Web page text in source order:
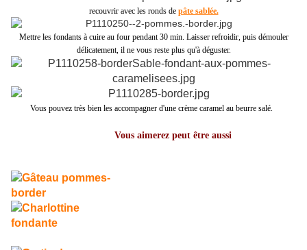
recouvrir avec les ronds de pâte sablée.
Mettre les fondants à cuire au four pendant 30 min. Laisser refroidir, puis démouler
délicatement, il ne vous reste plus qu'à déguster.
Vous pouvez très bien les accompagner d'une crème caramel au beurre salé.
Vous aimerez peut être aussi